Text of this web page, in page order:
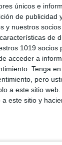
únicos e
de publicidad
y nuestros
de
1019
acceder a
Tenga
pero
a este sitio
este sitio y